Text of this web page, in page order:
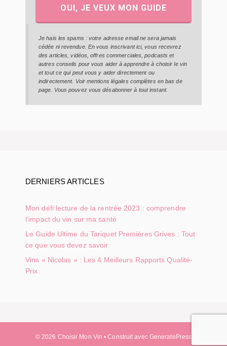
OUI, JE VEUX MON GUIDE
Je hais les spams : votre adresse email ne sera jamais
cédée ni revendue. En vous inscrivant ici, vous recevrez
des articles, vidéos, offres commerciales, podcasts et
autres conseils pour vous aider à apprendre à choisir le vin
et tout ce qui peut vous y aider directement ou
indirectement. Voir mentions légales complètes en bas de
page. Vous pouvez vous désabonner à tout instant.
DERNIERS ARTICLES
Mon défi lecture de la rentrée 2023 : comprendre
l’impact du vin sur ma santé
Le Guide Ultime du Tariquet Premières Grives : Tout
ce que vous devez savoir
Vins « Nicolas » : Les 4 Meilleurs Rapports Qualité-
Prix
© 2026 Choisir Mon Vin • Construit avec GeneratePress